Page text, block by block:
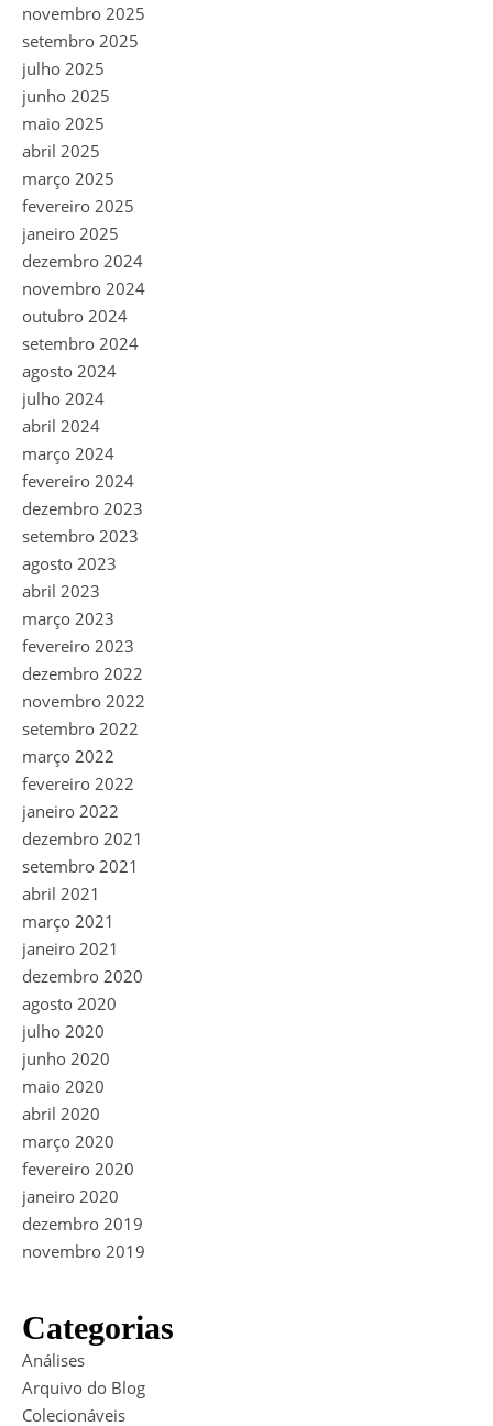
novembro 2025
setembro 2025
julho 2025
junho 2025
maio 2025
abril 2025
março 2025
fevereiro 2025
janeiro 2025
dezembro 2024
novembro 2024
outubro 2024
setembro 2024
agosto 2024
julho 2024
abril 2024
março 2024
fevereiro 2024
dezembro 2023
setembro 2023
agosto 2023
abril 2023
março 2023
fevereiro 2023
dezembro 2022
novembro 2022
setembro 2022
março 2022
fevereiro 2022
janeiro 2022
dezembro 2021
setembro 2021
abril 2021
março 2021
janeiro 2021
dezembro 2020
agosto 2020
julho 2020
junho 2020
maio 2020
abril 2020
março 2020
fevereiro 2020
janeiro 2020
dezembro 2019
novembro 2019
Categorias
Análises
Arquivo do Blog
Colecionáveis